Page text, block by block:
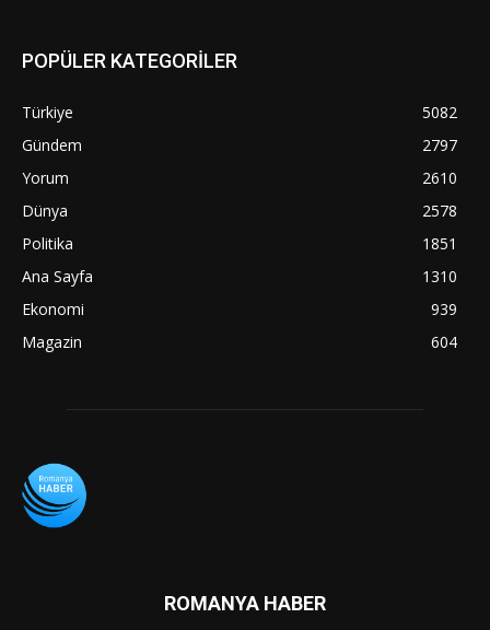
POPÜLER KATEGORİLER
Türkiye
5082
Gündem
2797
Yorum
2610
Dünya
2578
Politika
1851
Ana Sayfa
1310
Ekonomi
939
Magazin
604
ROMANYA HABER